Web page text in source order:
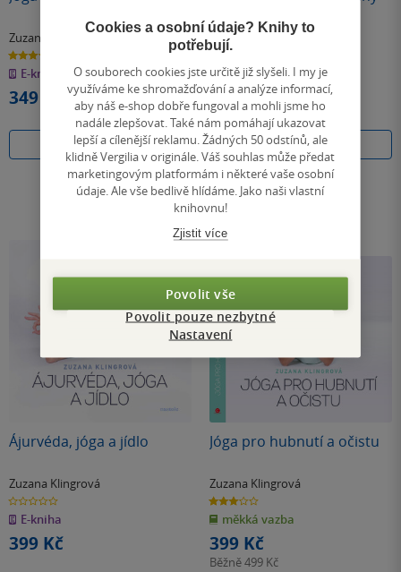
Zuzana Klingrová
3.0
z
5
hvězdiček
E-kniha
349 Kč
Koupit
Zuzana Klingrová
4.0
5
hvězdiček
E-kniha
369 Kč
Koupit
Ájurvéda, jóga a jídlo
Zuzana Klingrová
0.0
z
5
hvězdiček
E-kniha
399 Kč
Jóga pro hubnutí a očistu
Zuzana Klingrová
3.0
z
5
hvězdiček
měkká vazba
399 Kč
Běžně499 Kč
Cookies a osobní údaje? Knihy to
potřebují.
O souborech cookies jste určitě již slyšeli. I my je
využíváme ke shromažďování a analýze informací,
aby náš e-shop dobře fungoval a mohli jsme ho
nadále zlepšovat. Také nám pomáhají ukazovat
lepší a cílenější reklamu. Žádných 50 odstínů, ale
klidně Vergilia v originále. Váš souhlas může předat
marketingovým platformám i některé vaše osobní
údaje. Ale vše bedlivě hlídáme. Jako naši vlastní
knihovnu!
Zjistit více
Povolit vše
Povolit pouze nezbytné
Nastavení